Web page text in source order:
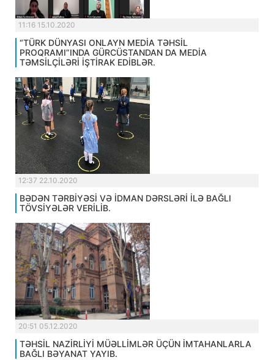
11:16 15.10.2020
“TÜRK DÜNYASI ONLAYN MEDİA TƏHSİL
PROQRAMI”INDA GÜRCÜSTANDAN DA MEDİA
TƏMSİLÇİLƏRİ İŞTİRAK EDİBLƏR.
12:37 22.10.2020
BƏDƏN TƏRBİYƏSİ VƏ İDMAN DƏRSLƏRİ İLƏ BAĞLI
TÖVSİYƏLƏR VERİLİB.
20:51 05.12.2020
TƏHSİL NAZİRLİYİ MÜƏLLİMLƏR ÜÇÜN İMTAHANLARLA
BAĞLI BƏYANAT YAYIB.